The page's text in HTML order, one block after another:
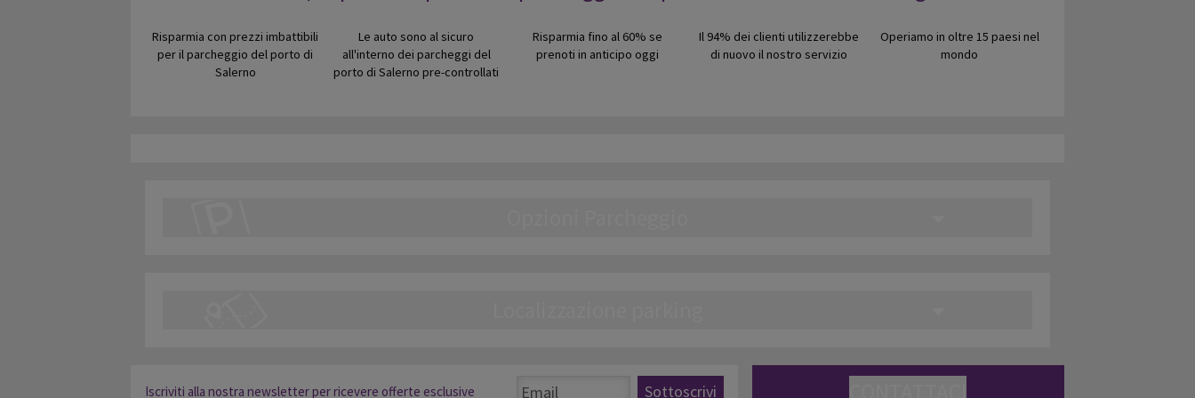
Risparmia con prezzi imbattibili
per il parcheggio del porto di
Salerno
Le auto sono al sicuro
all'interno dei parcheggi del
porto di Salerno pre-controllati
Risparmia fino al 60% se
prenoti in anticipo oggi
Il 94% dei clienti utilizzerebbe
di nuovo il nostro servizio
Operiamo in oltre 15 paesi nel
mondo
Iscriviti alla nostra newsletter per ricevere offerte esclusive Sottoscrivi